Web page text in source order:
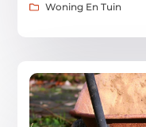
Woning En Tuin